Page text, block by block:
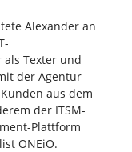
Alexander an
Texter und
der Agentur
aus dem
der ITSM-
Plattform
ONEiO.